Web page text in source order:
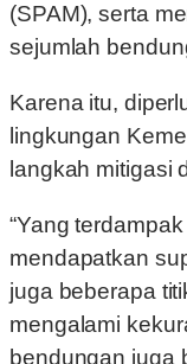
(SPAM), serta
sejumlah
Karena itu,
lingkungan
langkah mitigasi
“Yang
mendapatkan
juga beberapa
mengalami
bendungan juga